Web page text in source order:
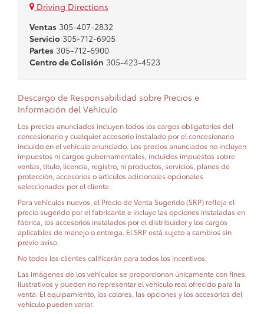
Driving Directions
Ventas 305-407-2832
Servicio 305-712-6905
Partes 305-712-6900
Centro de Colisión 305-423-4523
Descargo de Responsabilidad sobre Precios e
Información del Vehículo
Los precios anunciados incluyen todos los cargos obligatorios del
concesionario y cualquier accesorio instalado por el concesionario
incluido en el vehículo anunciado. Los precios anunciados no incluyen
impuestos ni cargos gubernamentales, incluidos impuestos sobre
ventas, título, licencia, registro, ni productos, servicios, planes de
protección, accesorios o artículos adicionales opcionales
seleccionados por el cliente.
Para vehículos nuevos, el Precio de Venta Sugerido (SRP) refleja el
precio sugerido por el fabricante e incluye las opciones instaladas en
fábrica, los accesorios instalados por el distribuidor y los cargos
aplicables de manejo o entrega. El SRP está sujeto a cambios sin
previo aviso.
No todos los clientes calificarán para todos los incentivos.
Las imágenes de los vehículos se proporcionan únicamente con fines
ilustrativos y pueden no representar el vehículo real ofrecido para la
venta. El equipamiento, los colores, las opciones y los accesorios del
vehículo pueden variar.